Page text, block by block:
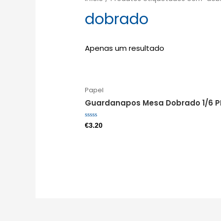
dobrado
Apenas um resultado
Papel
Guardanapos Mesa Dobrado 1/6
Avaliação
0
€3.20